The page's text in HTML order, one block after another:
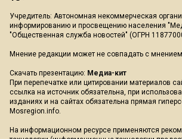
Учредитель: Автономная некоммерческая
информированию и просвещению населения
"Общественная служба новостей" (ОГРН
Мнение редакции может не совпадать с мнением
Скачать презентацию: Медиа-кит
При перепечатке или цитировании материалов
ссылка на источник обязательна, при
изданиях и на сайтах обязательна прямая
Mosregion.info.
На информационном ресурсе применяются